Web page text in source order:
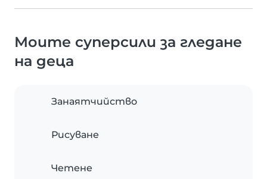
Моите суперсили за гледане
на деца
Занаятчийство
Рисуване
Четене